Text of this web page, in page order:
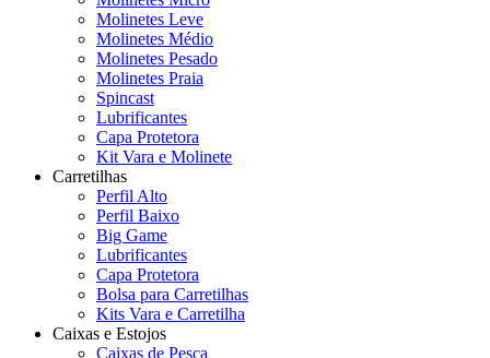
Molinetes Leve
Molinetes Médio
Molinetes Pesado
Molinetes Praia
Spincast
Lubrificantes
Capa Protetora
Kit Vara e Molinete
Carretilhas
Perfil Alto
Perfil Baixo
Big Game
Lubrificantes
Capa Protetora
Bolsa para Carretilhas
Kits Vara e Carretilha
Caixas e Estojos
Caixas de Pesca